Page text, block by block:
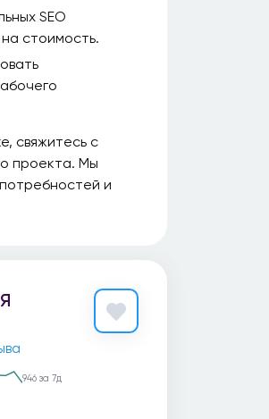
SEO
стоимость.
свяжитесь с
проекта. Мы
и
946 за 7д